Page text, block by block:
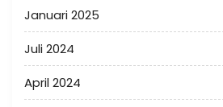
Januari 2025
Juli 2024
April 2024